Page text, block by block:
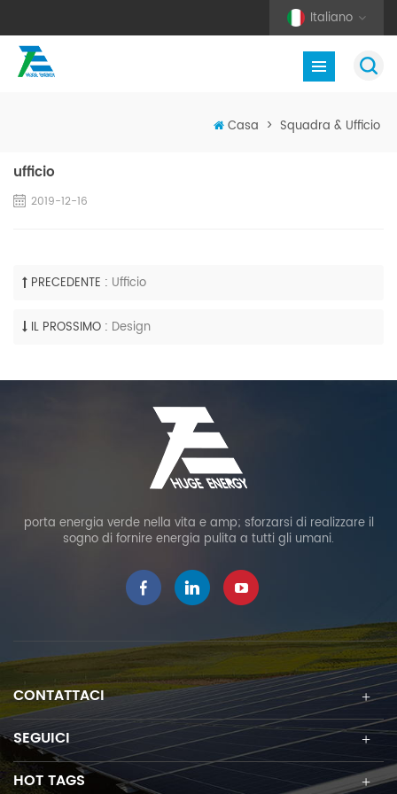
Italiano
Casa > Squadra & Ufficio
ufficio
2019-12-16
PRECEDENTE : Ufficio
IL PROSSIMO : Design
porta energia verde nella vita e amp; sforzarsi di realizzare il
sogno di fornire energia pulita a tutti gli umani.
CONTATTACI
SEGUICI
HOT TAGS